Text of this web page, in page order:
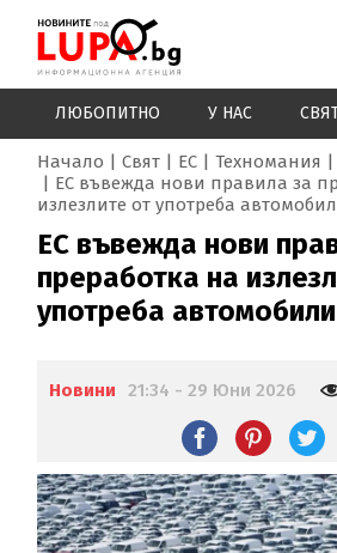
ЛЮБОПИТНО У НАС
Начало Свят ЕС Техномания
ЕС въвежда нови правила за
излезлите от употреба
ЕС въвежда нови
преработка на
употреба автомобили
Новини 21:34 - 29 Юни 2026